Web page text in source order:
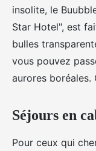
insolite, le
Star Hotel", est
bulles
vous pouvez
aurores boréales.
Séjours en
Pour ceux qui